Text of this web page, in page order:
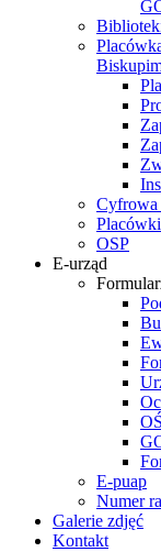
Cyfrowa
OSP
E-urząd
E-puap
Numer
Galerie zdjęć
Kontakt